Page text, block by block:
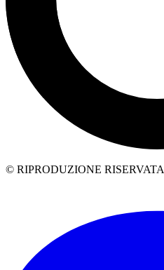
© RIPRODUZIONE RISERVATA